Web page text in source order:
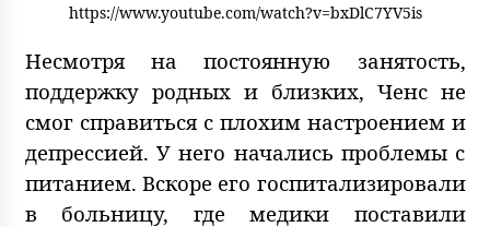
https://www.youtube.com/watch?v=bxDlC7YV5is
Несмотря на постоянную занятость,
поддержку родных и близких, Ченс не
смог справиться с плохим настроением и
депрессией. У него начались проблемы с
питанием. Вскоре его госпитализировали
в больницу, где медики поставили